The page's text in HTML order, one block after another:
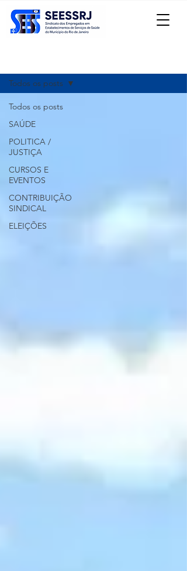
Todos os posts
SAÚDE
POLITICA /
JUSTIÇA
CURSOS E
EVENTOS
CONTRIBUIÇÃO
SINDICAL
ELEIÇÕES
Todos os posts